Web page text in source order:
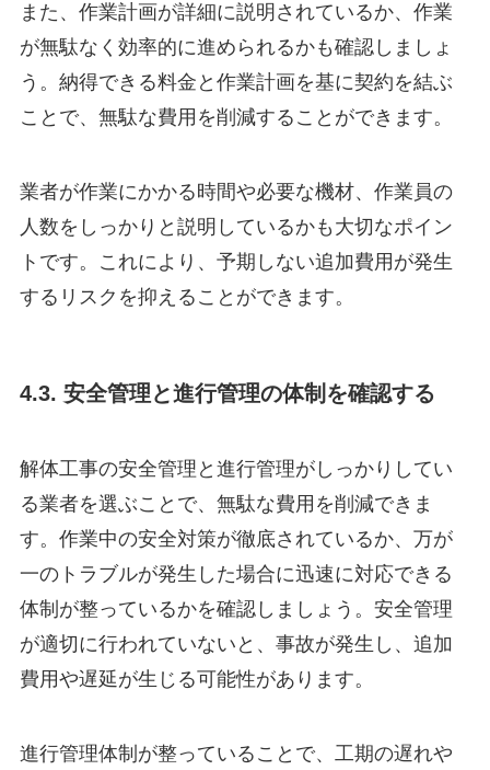
また、作業計画が詳細に説明されているか、作業
が無駄なく効率的に進められるかも確認しましょ
う。納得できる料金と作業計画を基に契約を結ぶ
ことで、無駄な費用を削減することができます。
業者が作業にかかる時間や必要な機材、作業員の
人数をしっかりと説明しているかも大切なポイン
トです。これにより、予期しない追加費用が発生
するリスクを抑えることができます。
4.3. 安全管理と進行管理の体制を確認する
解体工事の安全管理と進行管理がしっかりしてい
る業者を選ぶことで、無駄な費用を削減できま
す。作業中の安全対策が徹底されているか、万が
一のトラブルが発生した場合に迅速に対応できる
体制が整っているかを確認しましょう。安全管理
が適切に行われていないと、事故が発生し、追加
費用や遅延が生じる可能性があります。
進行管理体制が整っていることで、工期の遅れや